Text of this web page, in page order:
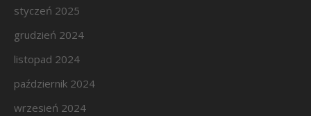
styczeń 2025
grudzień 2024
listopad 2024
październik 2024
wrzesień 2024